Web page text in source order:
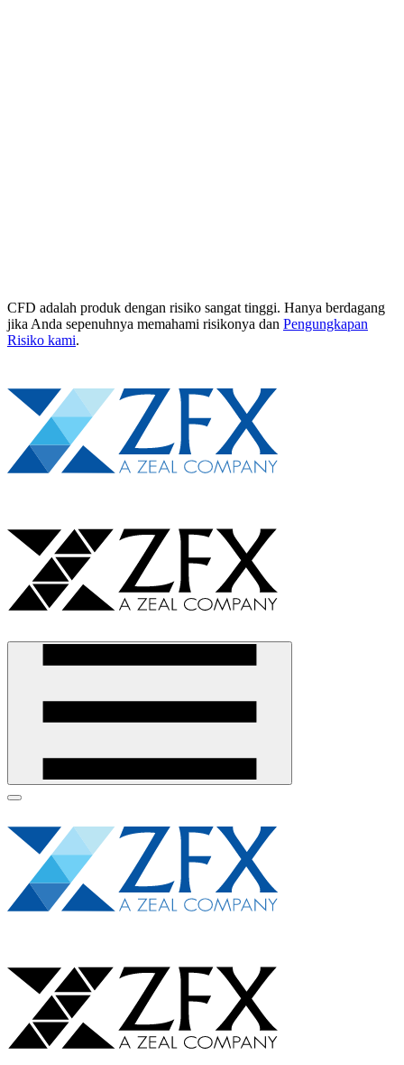
CFD adalah produk dengan risiko sangat tinggi. Hanya berdagang
jika Anda sepenuhnya memahami risikonya dan Pengungkapan
Risiko kami.